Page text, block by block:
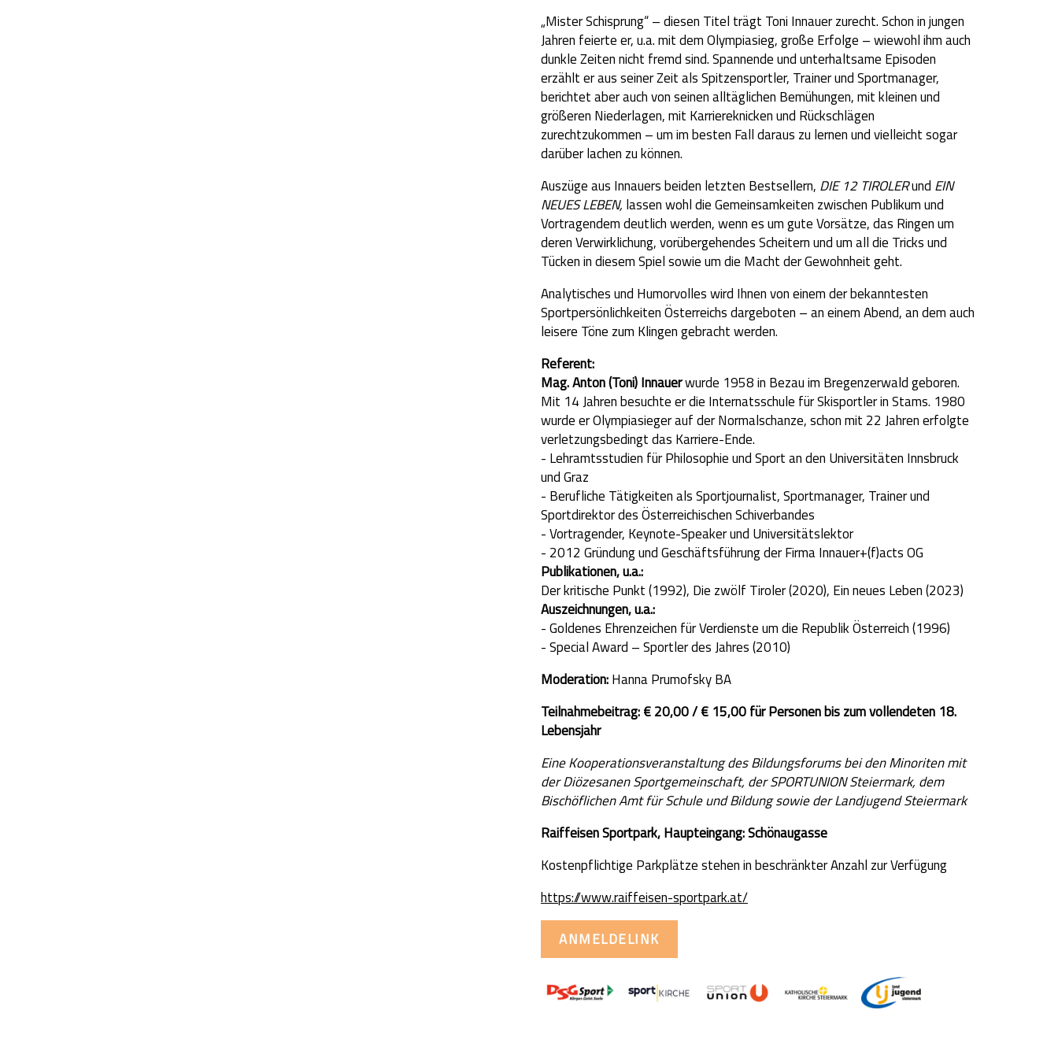
„Mister Schisprung“ – diesen Titel trägt Toni Innauer zurecht. Schon in jungen
Jahren feierte er, u.a. mit dem Olympiasieg, große Erfolge – wiewohl ihm auch
dunkle Zeiten nicht fremd sind. Spannende und unterhaltsame Episoden
erzählt er aus seiner Zeit als Spitzensportler, Trainer und Sportmanager,
berichtet aber auch von seinen alltäglichen Bemühungen, mit kleinen und
größeren Niederlagen, mit Karriereknicken und Rückschlägen
zurechtzukommen – um im besten Fall daraus zu lernen und vielleicht sogar
darüber lachen zu können.
Auszüge aus Innauers beiden letzten Bestsellern, DIE 12 TIROLERund EIN
NEUES LEBEN, lassen wohl die Gemeinsamkeiten zwischen Publikum und
Vortragendem deutlich werden, wenn es um gute Vorsätze, das Ringen um
deren Verwirklichung, vorübergehendes Scheitern und um all die Tricks und
Tücken in diesem Spiel sowie um die Macht der Gewohnheit geht.
Analytisches und Humorvolles wird Ihnen von einem der bekanntesten
Sportpersönlichkeiten Österreichs dargeboten – an einem Abend, an dem auch
leisere Töne zum Klingen gebracht werden.
Referent:
Mag. Anton (Toni) Innauerwurde 1958 in Bezau im Bregenzerwald geboren.
Mit 14 Jahren besuchte er die Internatsschule für Skisportler in Stams. 1980
wurde er Olympiasieger auf der Normalschanze, schon mit 22 Jahren erfolgte
verletzungsbedingt das Karriere-Ende.
- Lehramtsstudien für Philosophie und Sport an den Universitäten Innsbruck
und Graz
- Berufliche Tätigkeiten als Sportjournalist, Sportmanager, Trainer und
Sportdirektor des Österreichischen Schiverbandes
- Vortragender, Keynote-Speaker und Universitätslektor
- 2012 Gründung und Geschäftsführung der Firma Innauer+(f)acts OG
Publikationen, u.a.:
Der kritische Punkt (1992), Die zwölf Tiroler (2020), Ein neues Leben (2023)
Auszeichnungen, u.a.:
- Goldenes Ehrenzeichen für Verdienste um die Republik Österreich (1996)
- Special Award – Sportler des Jahres (2010)
Moderation:Hanna Prumofsky BA
Teilnahmebeitrag: € 20,00 / € 15,00 für Personen bis zum vollendeten 18.
Lebensjahr
Eine Kooperationsveranstaltung des Bildungsforums bei den Minoriten mit
der Diözesanen Sportgemeinschaft, der SPORTUNION Steiermark, dem
Bischöflichen Amt für Schule und Bildung sowie der Landjugend Steiermark
Raiffeisen Sportpark, Haupteingang: Schönaugasse
Kostenpflichtige Parkplätze stehen in beschränkter Anzahl zur Verfügung
https://www.raiffeisen-sportpark.at/
ANMELDELINK